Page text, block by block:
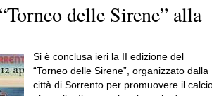
delle Sirene” alla
Si è conclusa ieri la II edizione del
“Torneo delle Sirene”, organizzato dalla
città di Sorrento per promuovere il